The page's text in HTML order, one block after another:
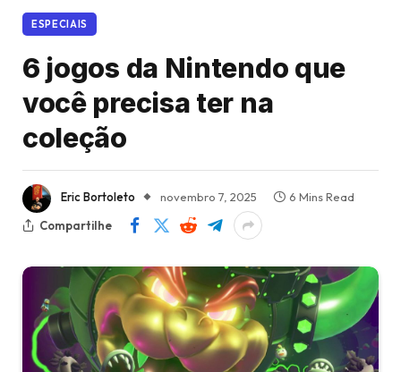
ESPECIAIS
6 jogos da Nintendo que
você precisa ter na
coleção
Eric Bortoleto novembro 7, 2025
6 Mins Read
Compartilhe